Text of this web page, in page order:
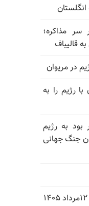
سر مذاکره؛
قالیباف
در مریوان
رژیم را به
بود به رژیم
جنگ جهانی